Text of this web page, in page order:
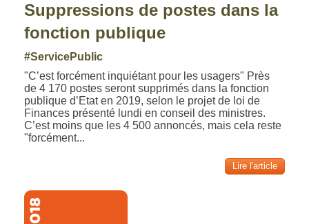
Suppressions de postes dans la
fonction publique
#ServicePublic
"C’est forcément inquiétant pour les usagers" Près
de 4 170 postes seront supprimés dans la fonction
publique d’Etat en 2019, selon le projet de loi de
Finances présenté lundi en conseil des ministres.
C’est moins que les 4 500 annoncés, mais cela reste
"forcément...
Lire l'article